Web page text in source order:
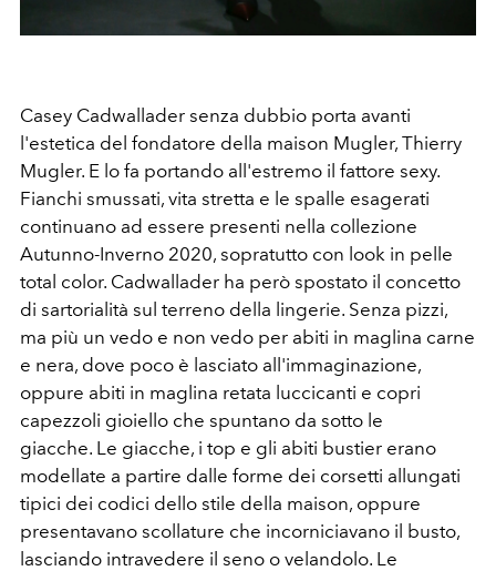
Casey Cadwallader senza dubbio porta avanti
l'estetica del fondatore della maison Mugler, Thierry
Mugler. E lo fa portando all'estremo il fattore sexy.
Fianchi smussati, vita stretta e le spalle esagerati
continuano ad essere presenti nella collezione
Autunno-Inverno 2020, sopratutto con look in pelle
total color. Cadwallader ha però spostato il concetto
di sartorialità sul terreno della lingerie. Senza pizzi,
ma più un vedo e non vedo per abiti in maglina carne
e nera, dove poco è lasciato all'immaginazione,
oppure abiti in maglina retata luccicanti e copri
capezzoli gioiello che spuntano da sotto le
giacche. Le giacche, i top e gli abiti bustier erano
modellate a partire dalle forme dei corsetti allungati
tipici dei codici dello stile della maison, oppure
presentavano scollature che incorniciavano il busto,
lasciando intravedere il seno o velandolo. Le